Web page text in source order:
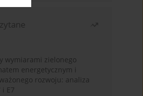
wymiarami zielonego
energetycznym i
rozwoju: analiza
i E7